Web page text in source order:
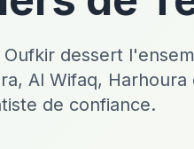
dessert
Al Wifaq, Harhoura
de confiance.